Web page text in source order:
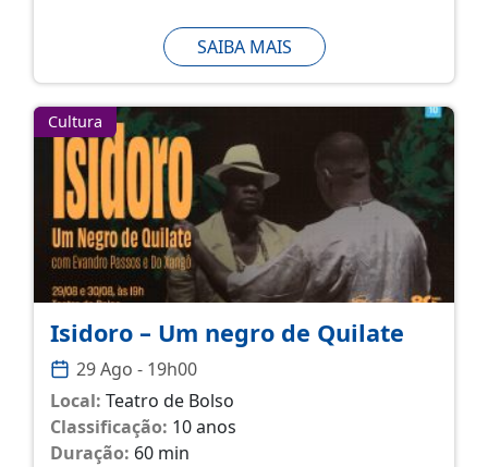
SAIBA MAIS
Cultura
Isidoro – Um negro de Quilate
29 Ago - 19h00
Local: Teatro de Bolso
Classificação: 10 anos
Duração: 60 min